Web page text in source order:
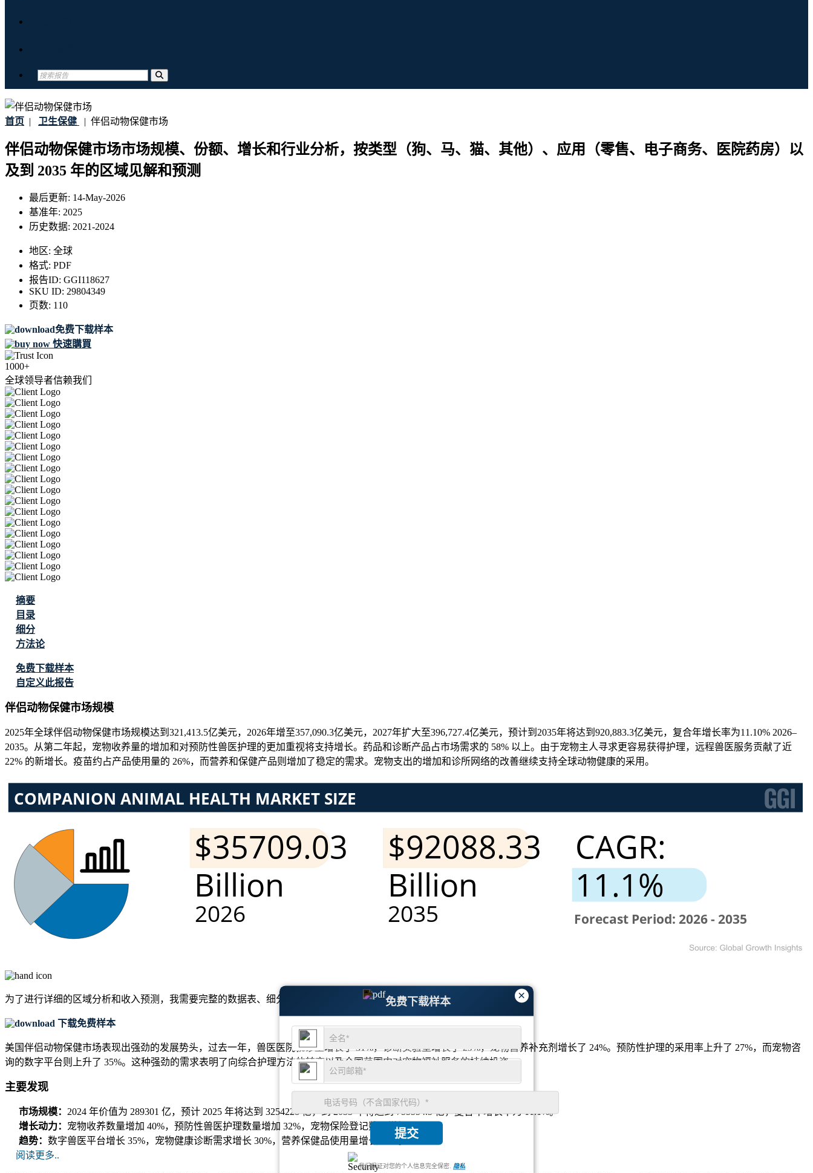
首页 | 卫生保健 | 伴侣动物保健市场
伴侣动物保健市场市场规模、份额、增长和行业分析，按类型（狗、马、猫、其他）、应用（零售、电子商务、医院药房）以
及到 2035 年的区域见解和预测
最后更新: 14-May-2026
基准年: 2025
历史数据: 2021-2024
地区: 全球
格式: PDF
报告ID: GGI118627
SKU ID: 29804349
页数: 110
免费下载样本
快速購買
1000+
全球领导者信赖我们
×
免费下载样本
提交
我们保证对您的个人信息完全保密. 隐私
摘要
目录
细分
方法论
免费下载样本
自定义此报告
伴侣动物保健市场规模
2025年全球伴侣动物保健市场规模达到321,413.5亿美元，2026年增至357,090.3亿美元，2027年扩大至396,727.4亿美元，预计到2035年将达到920,883.3亿美元，复合年增长率为11.10% 2026–
2035。从第二年起，宠物收养量的增加和对预防性兽医护理的更加重视将支持增长。药品和诊断产品占市场需求的 58% 以上。由于宠物主人寻求更容易获得护理，远程兽医服务贡献了近
22% 的新增长。疫苗约占产品使用量的 26%，而营养和保健产品则增加了稳定的需求。宠物支出的增加和诊所网络的改善继续支持全球动物健康的采用。
为了进行详细的区域分析和收入预测，我需要完整的数据表、细分市场分析和竞争格局。
下载免费样本
美国伴侣动物保健市场表现出强劲的发展势头，过去一年，兽医医院就诊量增长了 31%，诊断实验室增长了 29%，宠物营养补充剂增长了 24%。预防性护理的采用率上升了 27%，而宠物咨
询的数字平台则上升了 35%。这种强劲的需求表明了向综合护理方法的转变以及全国范围内对宠物福祉服务的持续投资。
主要发现
市场规模： 2024 年价值为 289301 亿，预计 2025 年将达到 3254228 亿，到 2033 年将达到 755554.5 亿，复合年增长率为 11.1%。
增长动力： 宠物收养数量增加 40%，预防性兽医护理数量增加 32%，宠物保险登记数量增加 28%。
趋势： 数字兽医平台增长 35%，宠物健康诊断需求增长 30%，营养保健品使用量增长 26%。
阅读更多..